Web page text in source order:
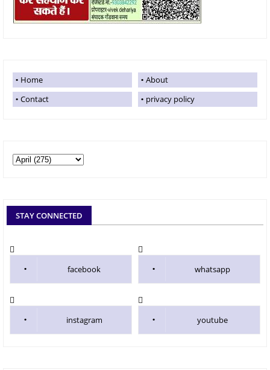
Home
About
Contact
privacy policy
STAY CONNECTED
facebook whatsapp
instagram youtube